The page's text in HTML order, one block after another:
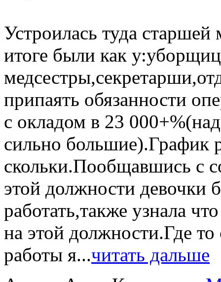
Устроилась туда
итоге были как
припаять обязанности
с окладом в 23
сильно большие).График
скольки.Пообщавшись с
этой должности девочки
работать,также узнала
на этой должности.Где
работы я...читать дальше